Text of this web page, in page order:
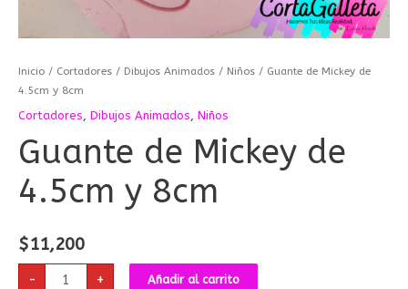
Inicio / Cortadores / Dibujos Animados / Niños / Guante de Mickey de
4.5cm y 8cm
Cortadores, Dibujos Animados, Niños
Guante de Mickey de
4.5cm y 8cm
$11,200
- + Añadir al carrito